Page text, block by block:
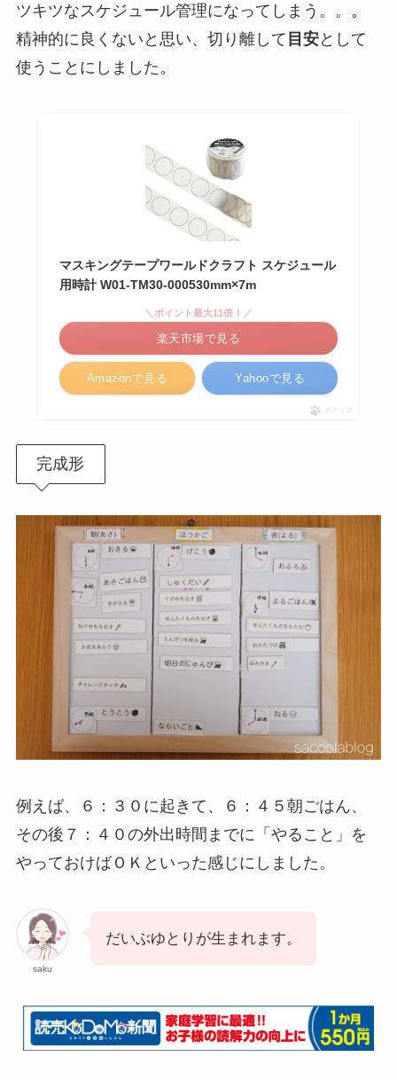
ツキツなスケジュール管理になってしまう。。。
精神的に良くないと思い、切り離して 目安として
使うことにしました。
マスキングテープワールドクラフト スケジュール
用時計 W01-TM30-000530mm×7m
Amazonで見る
＼ポイント最大11倍！／
楽天市場で見る
Yahooで見る
ポチップ
完成形
例えば、６：３０に起きて、６：４５朝ごはん、
その後７：４０の外出時間までに「やること」を
やっておけばＯＫといった感じにしました。
saku
だいぶゆとりが生まれます。